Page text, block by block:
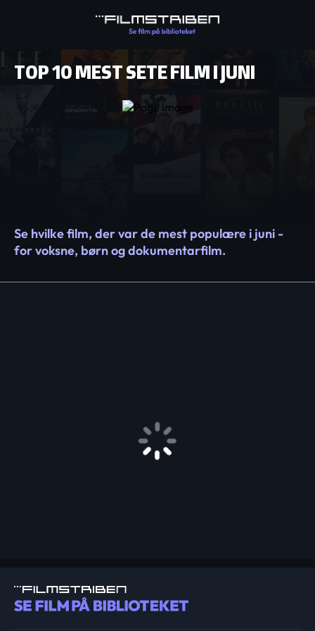
TOP 10 MEST SETE FILM I JUNI
Se hvilke film, der var de mest populære i juni -
for voksne, børn og dokumentarfilm.